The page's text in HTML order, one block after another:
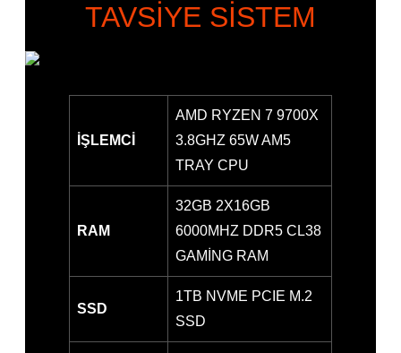
TAVSİYE SİSTEM
İŞLEMCİ
AMD RYZEN 7 9700X
3.8GHZ 65W AM5
TRAY CPU
RAM
32GB 2X16GB
6000MHZ DDR5 CL38
GAMİNG RAM
SSD
1TB NVME PCIE M.2
SSD